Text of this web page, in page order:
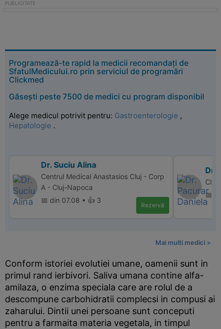
Programează-te rapid la medicii recomandați de
SfatulMedicului.ro prin serviciul de programări
Clickmed
Găsești peste 7500 de medici cu program disponibil
Alege medicul potrivit pentru: Gastroenterologie ,
Hepatologie .
Dr. Suciu Alina
Centrul Medical Anastasios Cluj - Corp
A - Cluj-Napoca
📅 din 07.08 • 👍 3
Rezervă
Dr.
📅
Mai multi medici >
Conform istoriei evolutiei umane, oamenii sunt in
primul rand ierbivori. Saliva umana contine alfa-
amilaza, o enzima speciala care are rolul de a
descompune carbohidratii complecsi in compusi ai
zaharului. Dintii unei persoane sunt conceputi
pentru a farmaita materia vegetala, in timpul